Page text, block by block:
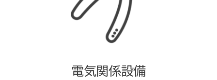
電気関係設備